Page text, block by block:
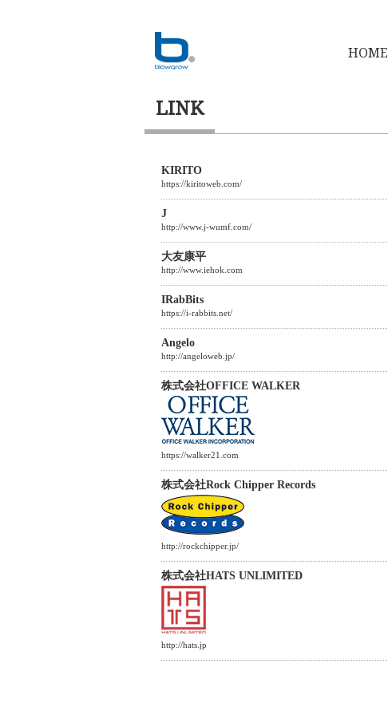
HOME
LINK
KIRITO
https://kiritoweb.com/
J
http://www.j-wumf.com/
大友康平
http://www.iehok.com
IRabBits
https://i-rabbits.net/
Angelo
http://angeloweb.jp/
株式会社OFFICE WALKER
https://walker21.com
株式会社Rock Chipper Records
http://rockchipper.jp/
株式会社HATS UNLIMITED
http://hats.jp